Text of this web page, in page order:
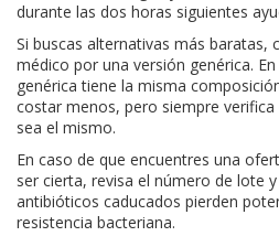
durante las dos horas siguientes
Si buscas alternativas más baratas,
médico por una versión genérica.
genérica tiene la misma
costar menos, pero siempre
sea el mismo.
En caso de que encuentres una
ser cierta, revisa el número de lote
antibióticos caducados pierden
resistencia bacteriana.